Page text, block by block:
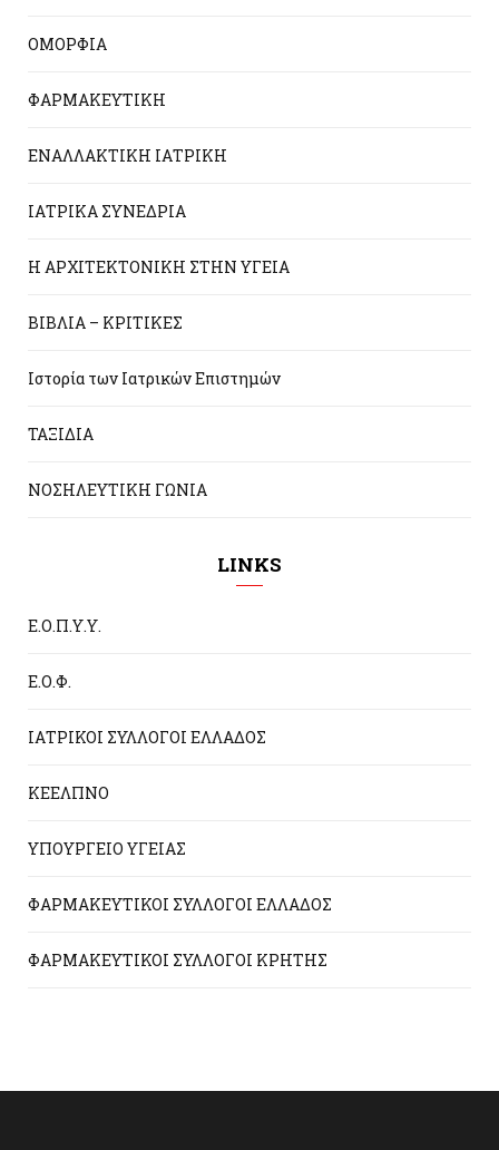
ΟΜΟΡΦΙΑ
ΦΑΡΜΑΚΕΥΤΙΚΗ
ΕΝΑΛΛΑΚΤΙΚΗ ΙΑΤΡΙΚΗ
ΙΑΤΡΙΚΑ ΣΥΝΕΔΡΙΑ
Η ΑΡΧΙΤΕΚΤΟΝΙΚΗ ΣΤΗΝ ΥΓΕΙΑ
ΒΙΒΛΙΑ – ΚΡΙΤΙΚΕΣ
Ιστορία των Ιατρικών Επιστημών
ΤΑΞΙΔΙΑ
ΝΟΣΗΛΕΥΤΙΚΗ ΓΩΝΙΑ
LINKS
Ε.Ο.Π.Υ.Υ.
Ε.Ο.Φ.
ΙΑΤΡΙΚΟΙ ΣΥΛΛΟΓΟΙ ΕΛΛΑΔΟΣ
ΚΕΕΛΠΝΟ
ΥΠΟΥΡΓΕΙΟ ΥΓΕΙΑΣ
ΦΑΡΜΑΚΕΥΤΙΚΟΙ ΣΥΛΛΟΓΟΙ ΕΛΛΑΔΟΣ
ΦΑΡΜΑΚΕΥΤΙΚΟΙ ΣΥΛΛΟΓΟΙ ΚΡΗΤΗΣ